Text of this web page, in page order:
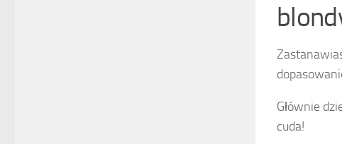
Głównie
cuda!